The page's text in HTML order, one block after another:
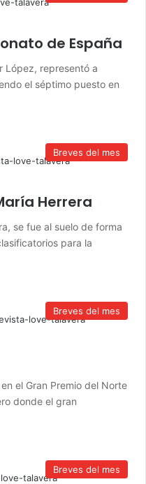
de España
López, representó a
el séptimo puesto en
Breves del mes
Herrera
se fue al suelo de forma
para la
Breves del mes
el Gran Premio del Norte
donde el gran
Breves del mes